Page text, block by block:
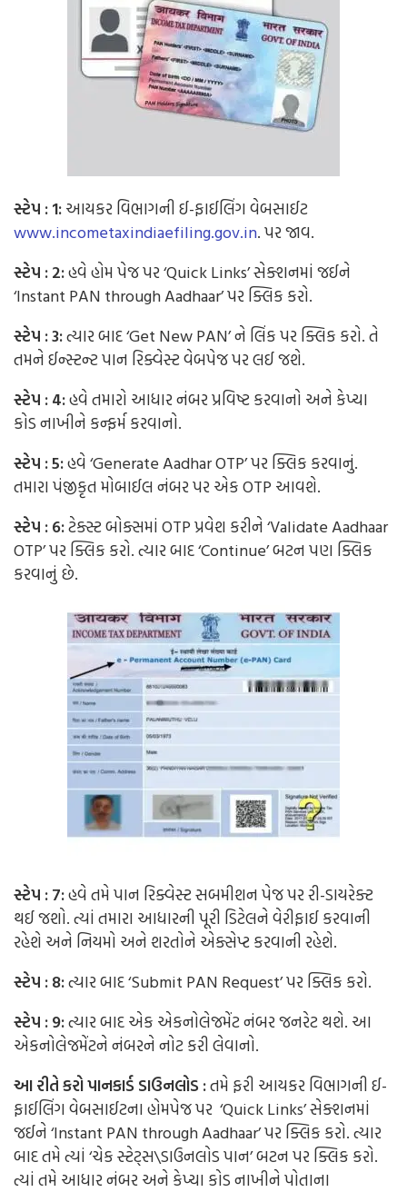
સ્ટેપ : 1:આયકર વિભાગની ઈ-ફાઈલિંગ વેબસાઈટ
www.incometaxindiaefiling.gov.in. પર જાવ.
સ્ટેપ : 2:હવે હોમ પેજ પર ‘Quick Links’ સેક્શનમાં જઈને
‘Instant PAN through Aadhaar’ પર ક્લિક કરો.
સ્ટેપ : 3:ત્યાર બાદ ‘Get New PAN’ ને લિંક પર ક્લિક કરો. તે
તમને ઈન્સ્ટન્ટ પાન રિક્વેસ્ટ વેબપેજ પર લઈ જશે.
સ્ટેપ : 4:હવે તમારો આધાર નંબર પ્રવિષ્ટ કરવાનો અને કેપ્ચા
કોડ નાખીને કન્ફર્મ કરવાનો.
સ્ટેપ : 5:હવે ‘Generate Aadhar OTP’ પર ક્લિક કરવાનું.
તમારા પંજીકૃત મોબાઈલ નંબર પર એક OTP આવશે.
સ્ટેપ : 6:ટેક્સ્ટ બોક્સમાં OTP પ્રવેશ કરીને ‘Validate Aadhaar
OTP’ પર ક્લિક કરો. ત્યાર બાદ ‘Continue’ બટન પણ ક્લિક
કરવાનું છે.
સ્ટેપ : 7:હવે તમે પાન રિક્વેસ્ટ સબમીશન પેજ પર રી-ડાયરેક્ટ
થઈ જશો. ત્યાં તમારા આધારની પૂરી ડિટેલને વેરીફાઈ કરવાની
રહેશે અને નિયમો અને શરતોને એક્સેપ્ટ કરવાની રહેશે.
સ્ટેપ : 8:ત્યાર બાદ ‘Submit PAN Request’ પર ક્લિક કરો.
સ્ટેપ : 9:ત્યાર બાદ એક એકનોલેજમેંટ નંબર જનરેટ થશે. આ
એકનોલેજમેંટને નંબરને નોટ કરી લેવાનો.
આ રીતે કરો પાનકાર્ડ ડાઉનલોડ :તમે ફરી આયકર વિભાગની ઈ-
ફાઈલિંગ વેબસાઈટના હોમપેજ પર ‘Quick Links’ સેક્શનમાં
જઈને ‘Instant PAN through Aadhaar’ પર ક્લિક કરો. ત્યાર
બાદ તમે ત્યાં ‘ચેક સ્ટેટ્સ\ડાઉનલોડ પાન’ બટન પર ક્લિક કરો.
ત્યાં તમે આધાર નંબર અને કેપ્ચા કોડ નાખીને પોતાના